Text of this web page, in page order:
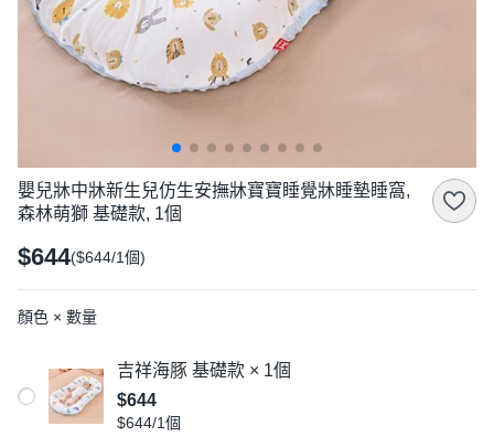
嬰兒牀中牀新生兒仿生安撫牀寶寶睡覺牀睡墊睡窩,
森林萌獅 基礎款, 1個
$644($644/1個)
顏色 × 數量
吉祥海豚 基礎款 × 1個
$644
$644/1個